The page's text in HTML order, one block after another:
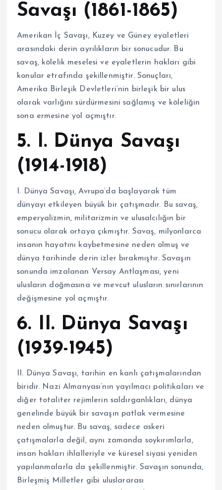
Savaşı (1861-1865)
Amerikan İç Savaşı, Kuzey ve Güney eyaletleri
arasındaki derin ayrılıkların bir sonucudur. Bu
savaş, kölelik meselesi ve eyaletlerin hakları gibi
konular etrafında şekillenmiştir. Sonuçları,
Amerika Birleşik Devletleri’nin birleşik bir ulus
olarak varlığını sürdürmesini sağlamış ve köleliğin
sona ermesine yol açmıştır.
5. I. Dünya Savaşı
(1914-1918)
I. Dünya Savaşı, Avrupa’da başlayarak tüm
dünyayı etkileyen büyük bir çatışmadır. Bu savaş,
emperyalizmin, militarizmin ve ulusalcılığın bir
sonucu olarak ortaya çıkmıştır. Savaş, milyonlarca
insanın hayatını kaybetmesine neden olmuş ve
dünya tarihinde derin izler bırakmıştır. Savaşın
sonunda imzalanan Versay Antlaşması, yeni
ulusların doğmasına ve mevcut ulusların sınırlarının
değişmesine yol açmıştır.
6. II. Dünya Savaşı
(1939-1945)
II. Dünya Savaşı, tarihin en kanlı çatışmalarından
biridir. Nazi Almanyası’nın yayılmacı politikaları ve
diğer totaliter rejimlerin saldırganlıkları, dünya
genelinde büyük bir savaşın patlak vermesine
neden olmuştur. Bu savaş, sadece askeri
çatışmalarla değil, aynı zamanda soykırımlarla,
insan hakları ihlalleriyle ve küresel siyasi yeniden
yapılanmalarla da şekillenmiştir. Savaşın sonunda,
Birleşmiş Milletler gibi uluslararası